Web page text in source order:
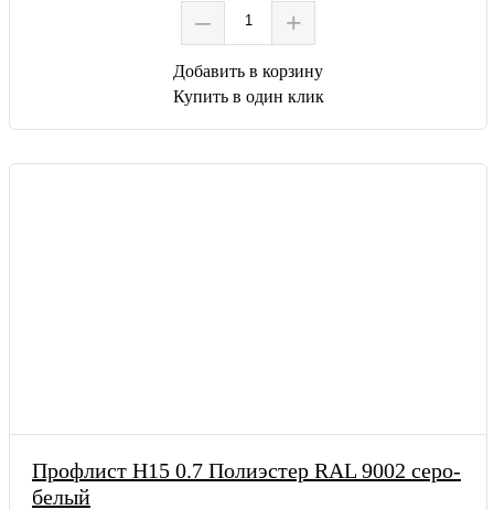
– +
Добавить в корзину
Купить в один клик
Профлист Н15 0.7 Полиэстер RAL 9002 серо-
белый